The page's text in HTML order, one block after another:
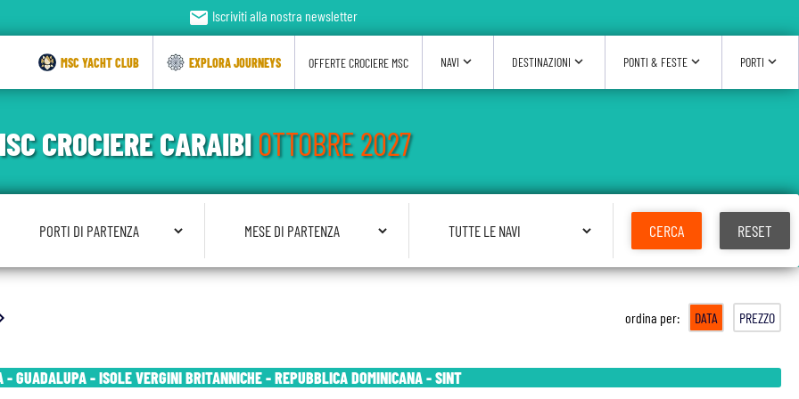
ordina per: DATA PREZZO
- GUADALUPA - ISOLE VERGINI BRITANNICHE - REPUBBLICA DOMINICANA - SINT
CROCIERE CARAIBIOTTOBRE 2027
CERCA RESET
email Iscriviti alla nostra newsletter
MSC YACHT CLUB EXPLORA JOURNEYS OFFERTE CROCIERE MSC NAVI expand_more DESTINAZIONI expand_more PONTI & FESTE expand_more PORTI expand_more